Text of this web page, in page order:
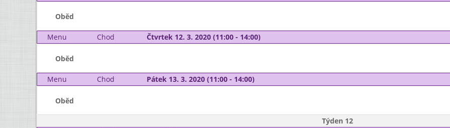
Oběd
Menu Chod Čtvrtek 12. 3. 2020 (11:00 - 14:00)
Oběd
Menu Chod Pátek 13. 3. 2020 (11:00 - 14:00)
Oběd
Týden 12